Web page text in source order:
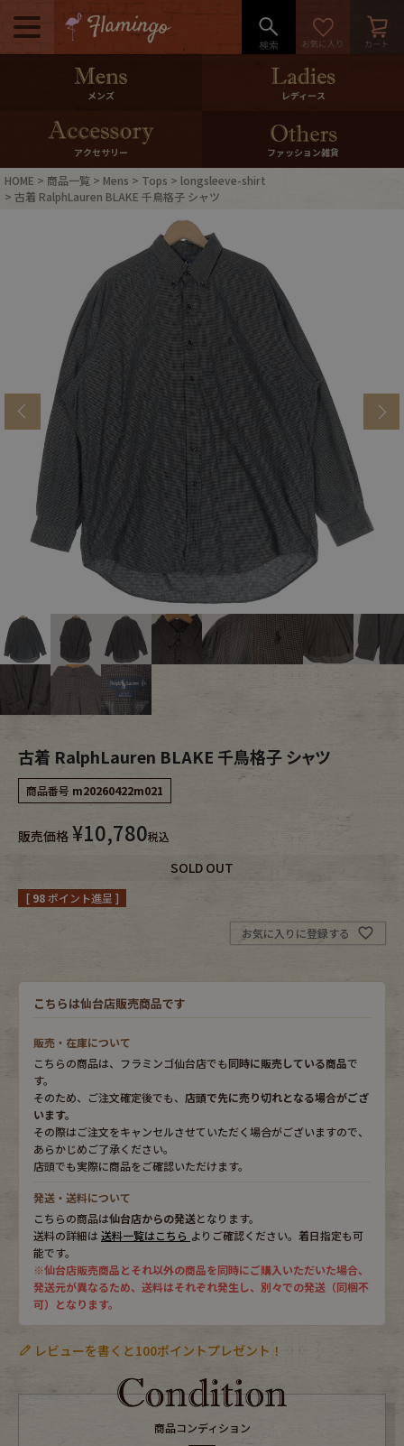
メニュー
500pt＆10％Offクーポンプレゼン
10％0ffクーポンプレゼント
ログイン・会員登録
ご利用ガイド International Shipping
店舗紹介 特集一覧
ブランドから探す スタッフコーディネート
年代から探す 古着卸DOCK
メンズ商品カテゴリーから探す
Outer
Bottoms Fafatt
レディース商品カテゴリーから探す
Tops Bottoms
Outer
小物・アクセサリーから探す
Bag
Accessory
Belt antique goods
Keyring
メンズ レディース
アクセサリー ファッション雑貨
HOME 商品一覧 Mens Tops
longsleeve-shirt
古着 RalphLauren BLAKE 千鳥格子 シャツ
古着 RalphLauren BLAKE 千鳥格子 シャツ
商品番号 m20260422m021
販売価格 ¥10,780税込
SOLD OUT
[ 98ポイント進呈 ]
お気に入りに登録する
こちらは仙台店販売商品です
販売・在庫について
こちらの商品は、フラミンゴ仙台店でも同時に販売している商品で
す。
そのため、ご注文確定後でも、 店頭で先に売り切れとなる場合がござ
います。
その際はご注文をキャンセルさせていただく場合がございますので、
あらかじめご了承ください。
店頭でも実際に商品をご確認いただけます。
発送・送料について
こちらの商品は仙台店からの発送となります。
送料の詳細は 送料一覧はこちら よりご確認ください。着日指定も可
能です。
※仙台店販売商品とそれ以外の商品を同時にご購入いただいた場合、
発送元が異なるため、送料はそれぞれ発生し、別々での発送（同梱不
可）となります。
レビューを書くと100ポイントプレゼント！
商品コンディション